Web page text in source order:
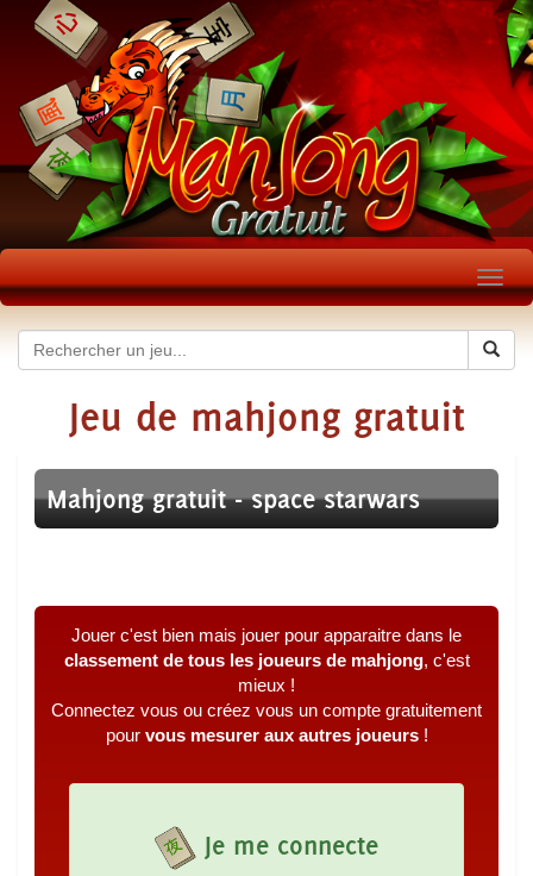
Jeu de mahjong gratuit
Mahjong gratuit - space starwars
Jouer c'est bien mais jouer pour apparaitre dans le
classement de tous les joueurs de mahjong, c'est
mieux !
Connectez vous ou créez vous un compte gratuitement
pour vous mesurer aux autres joueurs!
Je me connecte